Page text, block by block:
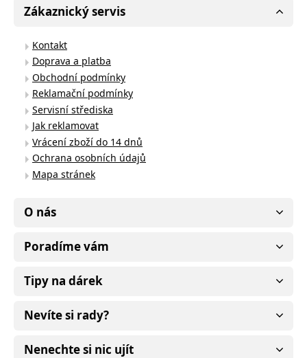
Zákaznický servis
Kontakt
Doprava a platba
Obchodní podmínky
Reklamační podmínky
Servisní střediska
Jak reklamovat
Vrácení zboží do 14 dnů
Ochrana osobních údajů
Mapa stránek
O nás
Poradíme vám
Tipy na dárek
Nevíte si rady?
Nenechte si nic ujít